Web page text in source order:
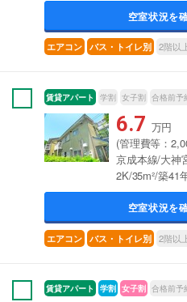
空室状況を
エアコン バス・トイレ別 2階以
賃貸アパート 学割 女子割 合格前予
6.7 万円
(管理費等：
京成本線/大神
2K/35m²/築41
空室状況を
エアコン バス・トイレ別 2階以
賃貸アパート 学割 女子割 合格前予